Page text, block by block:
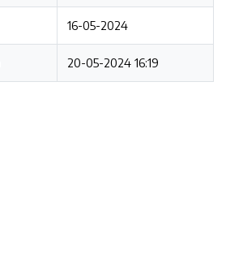
16-05-2024
20-05-2024 16:19